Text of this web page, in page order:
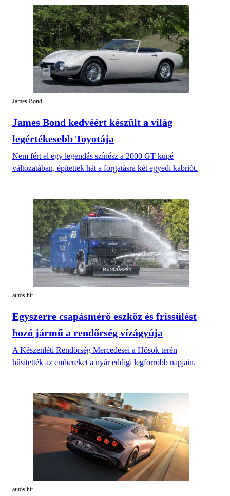
James Bond
James Bond kedvéért készült a világ
legértékesebb Toyotája
Nem fért el egy legendás színész a 2000 GT kupé
változatában, építettek hát a forgatásra két egyedi kabriót.
autós hír
Egyszerre csapásmérő eszköz és frissülést
hozó jármű a rendőrség vízágyúja
A Készenléti Rendőrség Mercedesei a Hősök terén
hűsítették az embereket a nyár eddigi legforróbb napjain.
autós hír